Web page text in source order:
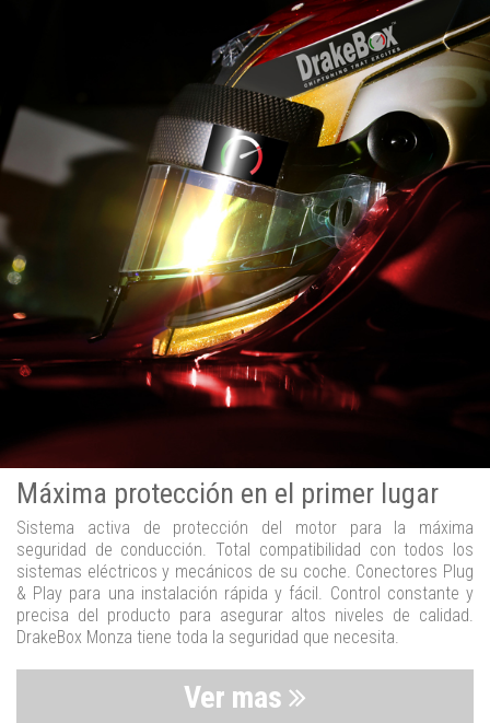
Máxima protección en el primer lugar
Sistema activa de protección del motor para la máxima
seguridad de conducción. Total compatibilidad con todos los
sistemas eléctricos y mecánicos de su coche. Conectores Plug
& Play para una instalación rápida y fácil. Control constante y
precisa del producto para asegurar altos niveles de calidad.
DrakeBox Monza tiene toda la seguridad que necesita.
Ver mas